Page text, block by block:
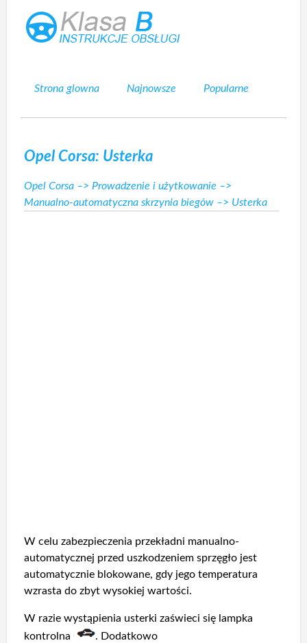
Strona glowna Najnowsze Popularne
Opel Corsa: Usterka
Opel Corsa –> Prowadzenie i użytkowanie –>
Manualno-automatyczna skrzynia biegów –> Usterka
W celu zabezpieczenia przekładni manualno-
automatycznej przed uszkodzeniem sprzęgło jest
automatycznie blokowane, gdy jego temperatura
wzrasta do zbyt wysokiej wartości.
W razie wystąpienia usterki zaświeci się lampka
kontrolna
. Dodatkowo